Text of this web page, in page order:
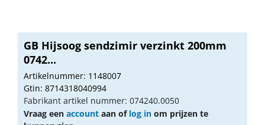
GB Hijsoog sendzimir verzinkt 200mm
0742...
Artikelnummer: 1148007
Gtin: 8714318040994
Fabrikant artikel nummer: 074240.0050
Vraag een account aan of log in om prijzen te